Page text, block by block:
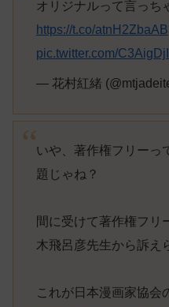
オリジナルって言っち
https://t.co/atnH2ZbaAB
pic.twitter.com/
— 花村紅緒
いや、著作権フリーっ
題じゃね？
間に受けて著作権フリ
木飛呂彦先生から訴え
これが日本漫画家協会